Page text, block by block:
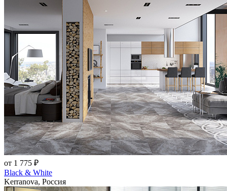
от 1 775 ₽
Black & White
Kerranova, Россия